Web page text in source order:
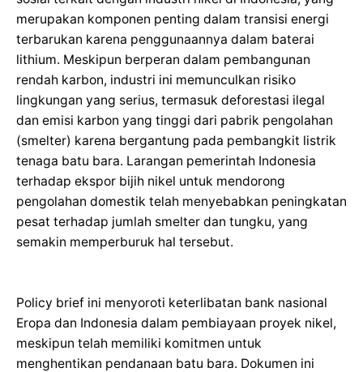
merupakan komponen penting dalam transisi energi
terbarukan karena penggunaannya dalam baterai
lithium. Meskipun berperan dalam pembangunan
rendah karbon, industri ini memunculkan risiko
lingkungan yang serius, termasuk deforestasi ilegal
dan emisi karbon yang tinggi dari pabrik pengolahan
(smelter) karena bergantung pada pembangkit listrik
tenaga batu bara. Larangan pemerintah Indonesia
terhadap ekspor bijih nikel untuk mendorong
pengolahan domestik telah menyebabkan peningkatan
pesat terhadap jumlah smelter dan tungku, yang
semakin memperburuk hal tersebut.
Policy brief ini menyoroti keterlibatan bank nasional
Eropa dan Indonesia dalam pembiayaan proyek nikel,
meskipun telah memiliki komitmen untuk
menghentikan pendanaan batu bara. Dokumen ini